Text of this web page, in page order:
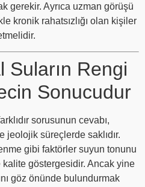
gerekir. Ayrıca uzman görüşü
kronik rahatsızlığı olan kişiler
Suların Rengi
Sonucudur
sorusunun cevabı,
jeolojik süreçlerde saklıdır.
gibi faktörler suyun tonunu
göstergesidir. Ancak yine
göz önünde bulundurmak